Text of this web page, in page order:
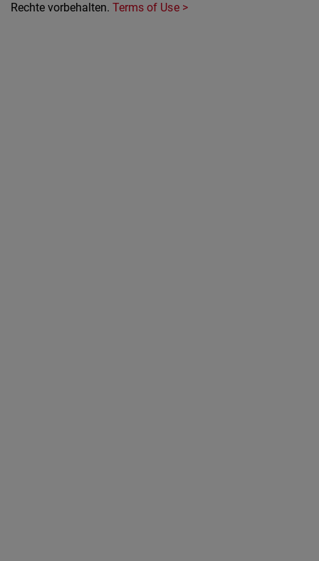
Rechte vorbehalten.Terms of Use >